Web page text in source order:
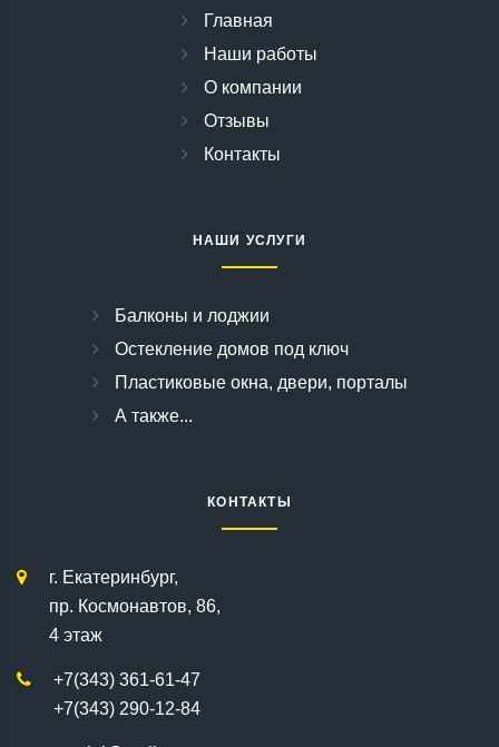
Главная
Наши работы
О компании
Отзывы
Контакты
НАШИ УСЛУГИ
Балконы и лоджии
Остекление домов под ключ
Пластиковые окна, двери, порталы
А также...
КОНТАКТЫ
г. Екатеринбург,
пр. Космонавтов, 86,
4 этаж
+7(343) 361-61-47
+7(343) 290-12-84